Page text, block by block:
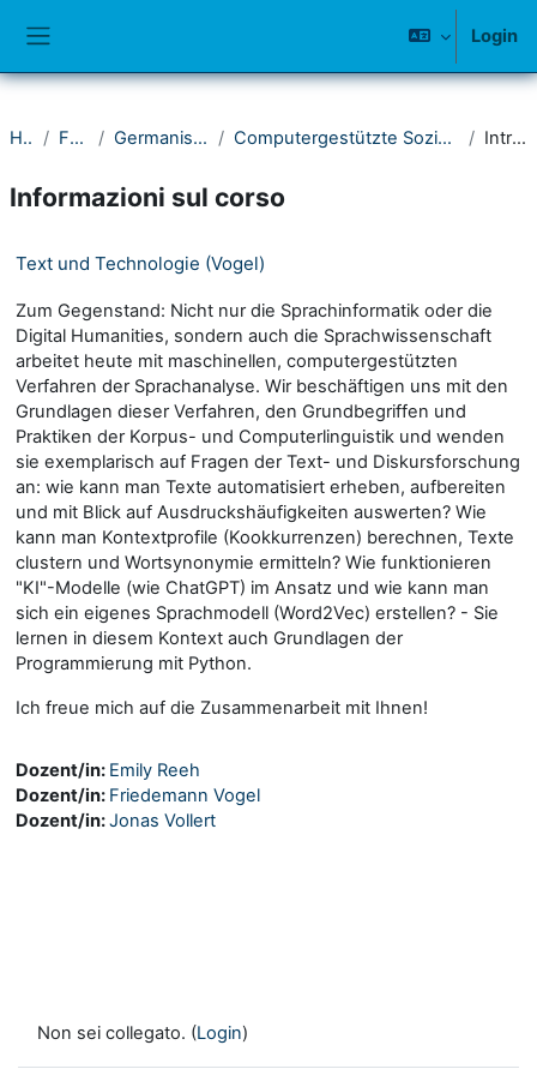
Login
Home Fakultät I Germanistisches Seminar Computergestützte Sozio- und Diskurslinguistik (CoSoDi) Introduzione
Informazioni sul corso
Text und Technologie (Vogel)
Zum Gegenstand: Nicht nur die Sprachinformatik oder die
Digital Humanities, sondern auch die Sprachwissenschaft
arbeitet heute mit maschinellen, computergestützten
Verfahren der Sprachanalyse. Wir beschäftigen uns mit den
Grundlagen dieser Verfahren, den Grundbegriffen und
Praktiken der Korpus- und Computerlinguistik und wenden
sie exemplarisch auf Fragen der Text- und Diskursforschung
an: wie kann man Texte automatisiert erheben, aufbereiten
und mit Blick auf Ausdruckshäufigkeiten auswerten? Wie
kann man Kontextprofile (Kookkurrenzen) berechnen, Texte
clustern und Wortsynonymie ermitteln? Wie funktionieren
"KI"-Modelle (wie ChatGPT) im Ansatz und wie kann man
sich ein eigenes Sprachmodell (Word2Vec) erstellen? - Sie
lernen in diesem Kontext auch Grundlagen der
Programmierung mit Python.
Ich freue mich auf die Zusammenarbeit mit Ihnen!
Dozent/in: Emily Reeh
Dozent/in: Friedemann Vogel
Dozent/in:Jonas Vollert
Non sei collegato. (Login)